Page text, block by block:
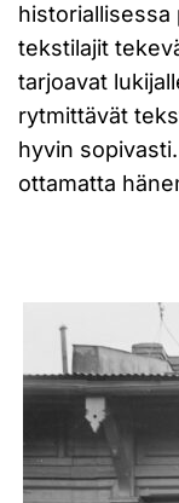
historiallisessa
tekstilajit
tarjoavat
rytmittävät
hyvin
ottamatta